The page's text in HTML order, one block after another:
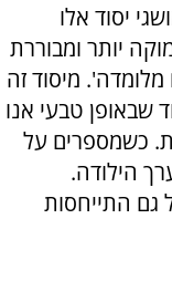
יסוד אלו
יותר ומבוררת
מלומדה'. מיסוד זה
שבאופן טבעי אנו
כשמספרים על
הילודה.
גם התייחסות